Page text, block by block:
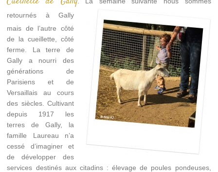
retournés à Gally
mais de l’autre côté
de la cueillette, côté
ferme. La terre de
Gally a nourri des
générations de
Parisiens et de
Versaillais au cours
des siècles. Cultivant
depuis 1917 les
terres de Gally, la
famille Laureau n’a
cessé d’imaginer et
de développer des
services destinés aux citadins : élevage de poules pondeuses,